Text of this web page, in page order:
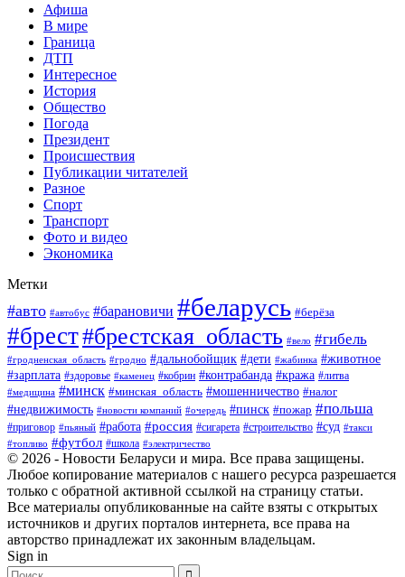
Афиша
В мире
Граница
ДТП
Интересное
История
Общество
Погода
Президент
Происшествия
Публикации читателей
Разное
Спорт
Транспорт
Фото и видео
Экономика
Метки
#авто #автобус #барановичи #беларусь #берёза
#брест#брестская_область #вело #гибель
#гродненская_область #гродно #дальнобойщик #дети #жабинка #животное
#зарплата #здоровье #каменец #кобрин #контрабанда #кража #литва
#медицина #минск #минская_область #мошенничество #налог
#недвижимость #новости компаний #очередь #пинск #пожар #польша
#приговор #пьяный #работа #россия #сигарета #строительство #суд #такси
#топливо #футбол #школа #электричество
© 2026 - Новости Беларуси и мира. Все права защищены.
Любое копирование материалов с нашего ресурса разрешается
только с обратной активной ссылкой на страницу статьи.
Все материалы опубликованные на сайте взяты с открытых
источников и других порталов интернета, все права на
авторство принадлежат их законным владельцам.
Sign in